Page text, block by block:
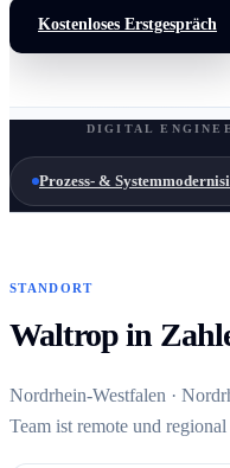
Kostenloses Erstgespräch
DIGITAL
Prozess- &
STANDORT
Waltrop in
Nordrhein-Westfalen ·
Team ist remote und regional